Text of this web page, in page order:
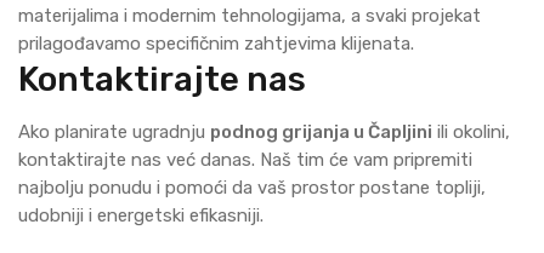
materijalima i modernim tehnologijama, a svaki projekat
prilagođavamo specifičnim zahtjevima klijenata.
Kontaktirajte nas
Ako planirate ugradnju podnog grijanja u Čapljini ili okolini,
kontaktirajte nas već danas. Naš tim će vam pripremiti
najbolju ponudu i pomoći da vaš prostor postane topliji,
udobniji i energetski efikasniji.